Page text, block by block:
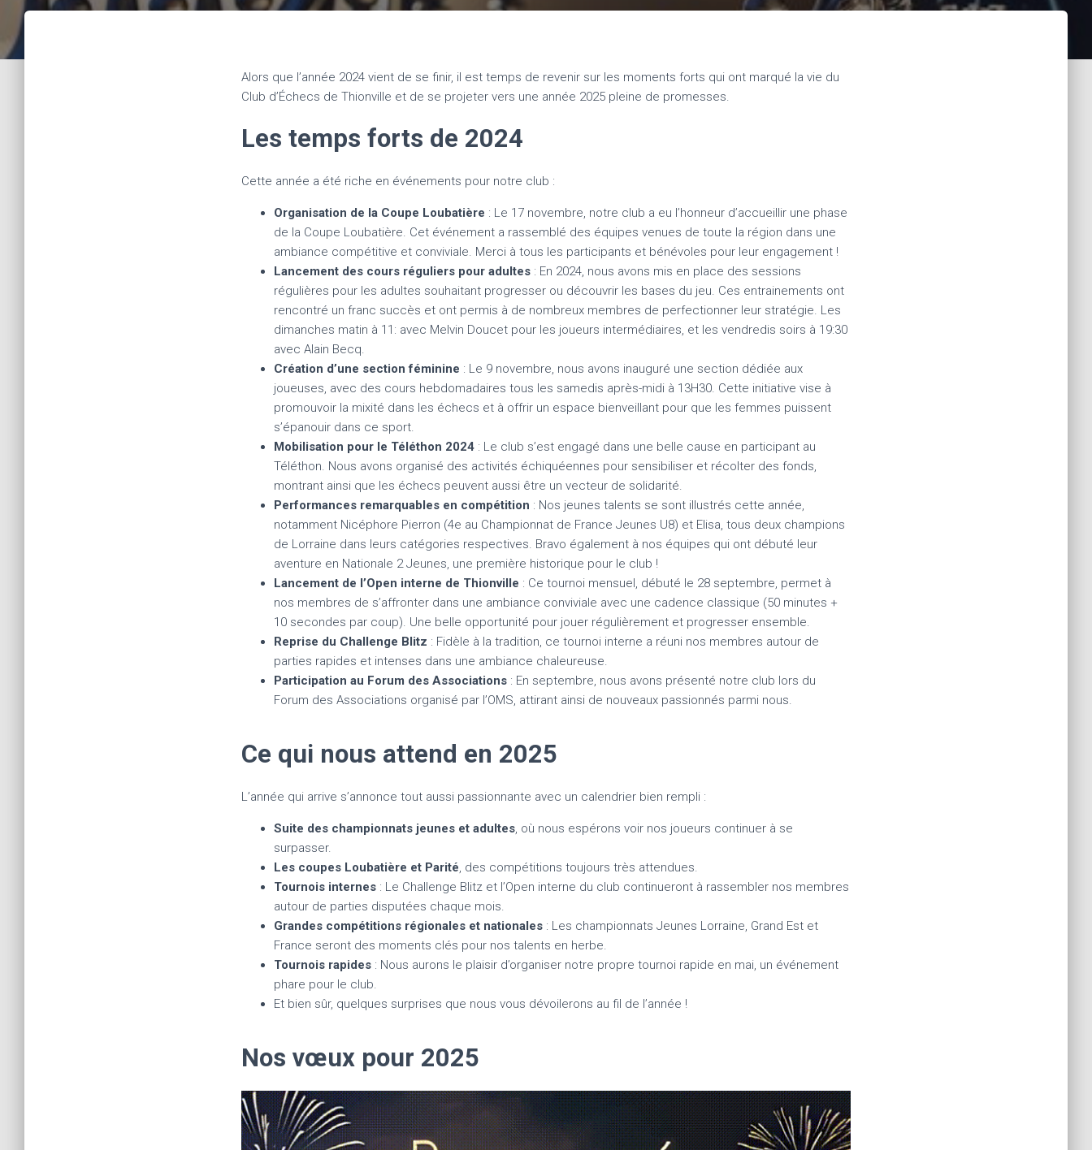
Alors que l’année 2024 vient de se finir, il est temps de revenir sur les moments forts qui ont marqué la vie du
Club d’Échecs de Thionville et de se projeter vers une année 2025 pleine de promesses.
Les temps forts de 2024
Cette année a été riche en événements pour notre club :
Organisation de la Coupe Loubatière : Le 17 novembre, notre club a eu l’honneur d’accueillir une phase
de la Coupe Loubatière. Cet événement a rassemblé des équipes venues de toute la région dans une
ambiance compétitive et conviviale. Merci à tous les participants et bénévoles pour leur engagement !
Lancement des cours réguliers pour adultes : En 2024, nous avons mis en place des sessions
régulières pour les adultes souhaitant progresser ou découvrir les bases du jeu. Ces entrainements ont
rencontré un franc succès et ont permis à de nombreux membres de perfectionner leur stratégie. Les
dimanches matin à 11: avec Melvin Doucet pour les joueurs intermédiaires, et les vendredis soirs à 19:30
avec Alain Becq.
Création d’une section féminine : Le 9 novembre, nous avons inauguré une section dédiée aux
joueuses, avec des cours hebdomadaires tous les samedis après-midi à 13H30. Cette initiative vise à
promouvoir la mixité dans les échecs et à offrir un espace bienveillant pour que les femmes puissent
s’épanouir dans ce sport.
Mobilisation pour le Téléthon 2024 : Le club s’est engagé dans une belle cause en participant au
Téléthon. Nous avons organisé des activités échiquéennes pour sensibiliser et récolter des fonds,
montrant ainsi que les échecs peuvent aussi être un vecteur de solidarité.
Performances remarquables en compétition : Nos jeunes talents se sont illustrés cette année,
notamment Nicéphore Pierron (4e au Championnat de France Jeunes U8) et Elisa, tous deux champions
de Lorraine dans leurs catégories respectives. Bravo également à nos équipes qui ont débuté leur
aventure en Nationale 2 Jeunes, une première historique pour le club !
Lancement de l’Open interne de Thionville : Ce tournoi mensuel, débuté le 28 septembre, permet à
nos membres de s’affronter dans une ambiance conviviale avec une cadence classique (50 minutes +
10 secondes par coup). Une belle opportunité pour jouer régulièrement et progresser ensemble.
Reprise du Challenge Blitz : Fidèle à la tradition, ce tournoi interne a réuni nos membres autour de
parties rapides et intenses dans une ambiance chaleureuse.
Participation au Forum des Associations : En septembre, nous avons présenté notre club lors du
Forum des Associations organisé par l’OMS, attirant ainsi de nouveaux passionnés parmi nous.
Ce qui nous attend en 2025
L’année qui arrive s’annonce tout aussi passionnante avec un calendrier bien rempli :
Suite des championnats jeunes et adultes, où nous espérons voir nos joueurs continuer à se
surpasser.
Les coupes Loubatière et Parité, des compétitions toujours très attendues.
Tournois internes : Le Challenge Blitz et l’Open interne du club continueront à rassembler nos membres
autour de parties disputées chaque mois.
Grandes compétitions régionales et nationales : Les championnats Jeunes Lorraine, Grand Est et
France seront des moments clés pour nos talents en herbe.
Tournois rapides : Nous aurons le plaisir d’organiser notre propre tournoi rapide en mai, un événement
phare pour le club.
Et bien sûr, quelques surprises que nous vous dévoilerons au fil de l’année !
Nos vœux pour 2025